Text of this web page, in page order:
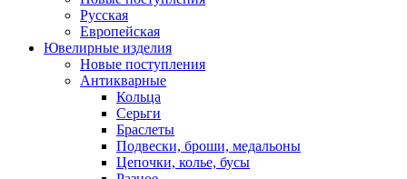
Русская
Европейская
Ювелирные изделия
Новые поступления
Антикварные
Кольца
Серьги
Браслеты
Подвески, броши, медальоны
Цепочки, колье, бусы